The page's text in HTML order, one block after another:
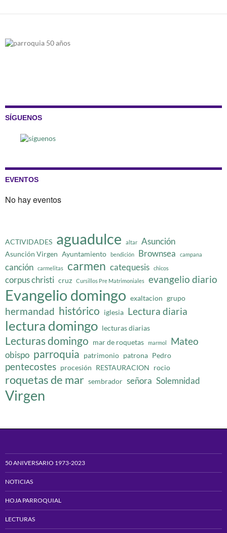
SÍGUENOS
EVENTOS
No hay eventos
ACTIVIDADES aguadulce altar Asunción
Asunción Virgen Ayuntamiento bendición Brownsea campana
canción carmelitas carmen catequesis chicos
corpus christi cruz Cursillos Pre Matrimoniales evangelio diario
Evangelio domingo exaltacion grupo
hermandad histórico iglesia Lectura diaria
lectura domingo lecturas diarias
Lecturas domingo mar de roquetas marmol Mateo
obispo parroquia patrimonio patrona Pedro
pentecostes procesión RESTAURACION rocio
roquetas de mar sembrador señora Solemnidad
Virgen
50 ANIVERSARIO 1973-2023
NOTICIAS
HOJA PARROQUIAL
LECTURAS